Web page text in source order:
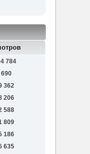
784
690
362
206
588
809
186
635